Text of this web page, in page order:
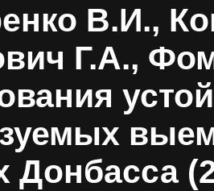
В.И.,
Г.А.,
Донбасса